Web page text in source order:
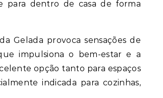
para dentro de casa de forma
Gelada provoca sensações de
impulsiona o bem-estar e a
opção tanto para espaços
indicada para cozinhas,